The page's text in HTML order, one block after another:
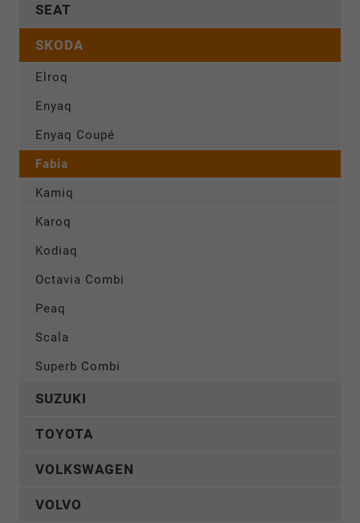
SEAT
SKODA
Elroq
Enyaq
Enyaq Coupé
Fabia
Kamiq
Karoq
Kodiaq
Octavia Combi
Peaq
Scala
Superb Combi
SUZUKI
TOYOTA
VOLKSWAGEN
VOLVO